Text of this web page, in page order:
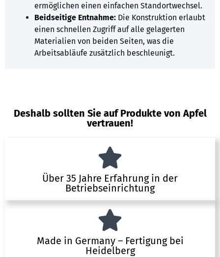
ermöglichen einen einfachen Standortwechsel.
Beidseitige Entnahme: Die Konstruktion erlaubt
einen schnellen Zugriff auf alle gelagerten
Materialien von beiden Seiten, was die
Arbeitsabläufe zusätzlich beschleunigt.
Deshalb sollten Sie auf Produkte von Apfel
vertrauen!
Über 35 Jahre Erfahrung in der
Betriebseinrichtung
Made in Germany – Fertigung bei
Heidelberg